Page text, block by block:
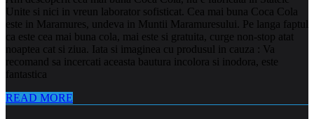
Unite si nici in vreun laborator sofisticat. Cea mai buna Coca Cola
este in Maramures, undeva in Muntii Maramuresului. Pe langa faptul
ca este cea mai buna cola, mai este si gratuita, curge non-stop atat
noaptea cat si ziua. Iata si imaginea cu produsul in cauza : Va
recomand sa incercati aceasta bautura incolora si inodora, este
fantastica
READ MORE